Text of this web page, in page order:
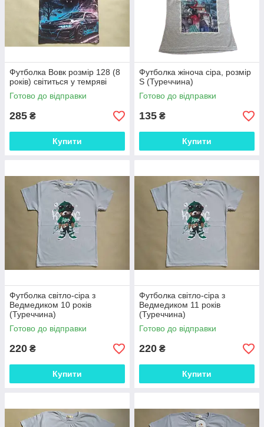
Футболка Вовк розмір 128 (8
років) світиться у темряві
Готово до відправки
285 ₴
Купити
Футболка жіноча сіра, розмір
S (Туреччина)
Готово до відправки
135 ₴
Купити
Футболка світло-сіра з
Ведмедиком 10 років
(Туреччина)
Готово до відправки
220 ₴
Купити
Футболка світло-сіра з
Ведмедиком 11 років
(Туреччина)
Готово до відправки
220 ₴
Купити